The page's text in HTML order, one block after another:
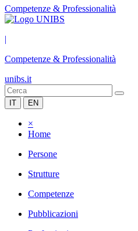
Competenze & Professionalità
|
Competenze & Professionalità
unibs.it
IT EN
×
Home
Persone
Strutture
Competenze
Pubblicazioni